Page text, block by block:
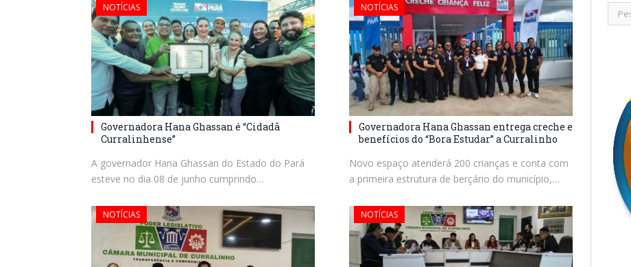
NOTÍCIAS
Governadora Hana Ghassan é “Cidadã
Curralinhense”
A governador Hana Ghassan do Estado do Pará
esteve no dia 08 de junho cumprindo…
NOTÍCIAS
Governadora Hana Ghassan entrega creche e
benefícios do “Bora Estudar” a Curralinho
Novo espaço atenderá 200 crianças e conta com
a primeira estrutura de berçário do município,…
NOTÍCIAS NOTÍCIAS